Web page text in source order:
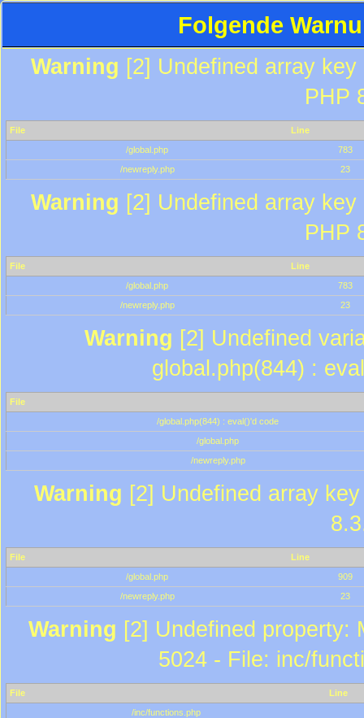
Folgende
Warning [2] Undefined array
PHP
File
Line
/global.php
783
/newreply.php
23
Warning [2] Undefined array
PHP
File
Line
/global.php
783
/newreply.php
23
Warning [2] Undefined
global.php(844) :
File
/global.php(844) : eval()'d code
/global.php
/newreply.php
Warning [2] Undefined array
File
Line
/global.php
909
/newreply.php
23
Warning [2] Undefined property:
5024 - File: inc/
File
Line
/inc/functions.php